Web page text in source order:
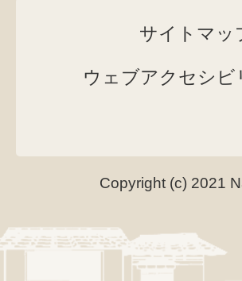
サイトマッ
ウェブアクセシビ
Copyright (c) 2021